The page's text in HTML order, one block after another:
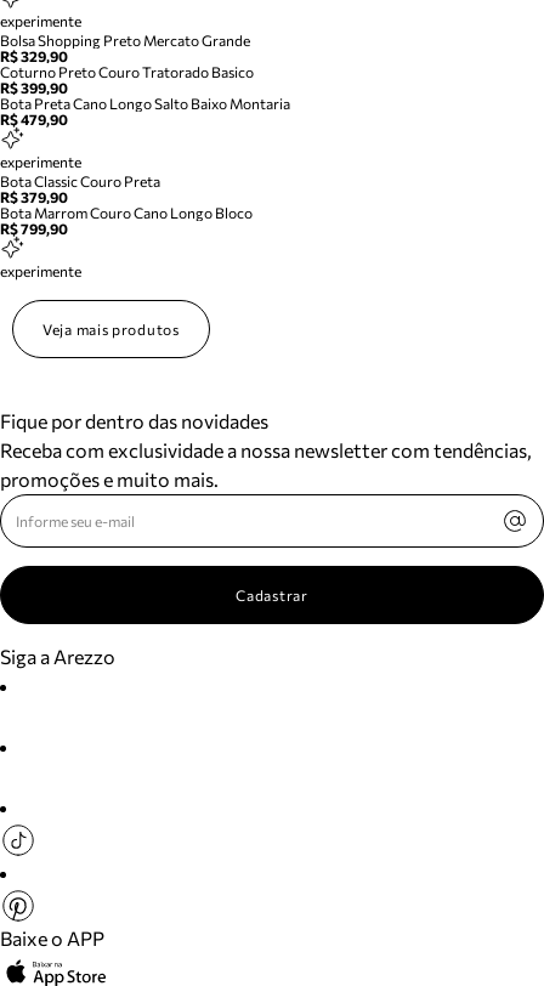
experimente
Bolsa Shopping Preto Mercato Grande
R$ 329,90
Coturno Preto Couro Tratorado Basico
R$ 399,90
Bota Preta Cano Longo Salto Baixo Montaria
R$ 479,90
experimente
Bota Classic Couro Preta
R$ 379,90
Bota Marrom Couro Cano Longo Bloco
R$ 799,90
experimente
Veja mais produtos
Fique por dentro das novidades
Receba com exclusividade a nossa newsletter com tendências,
promoções e muito mais.
Cadastrar
Siga a Arezzo
Baixe o APP